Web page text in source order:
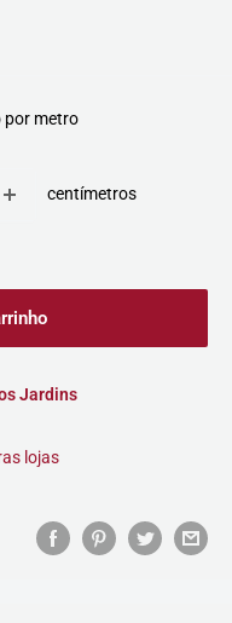
por metro
centímetros
Jardins
lojas